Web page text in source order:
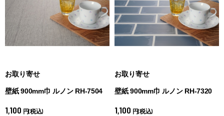
お取り寄せ
壁紙 900mm巾 ルノン RH-7504
1,100 円(税込)
お取り寄せ
壁紙 900mm巾 ルノン RH-7320
1,100 円(税込)